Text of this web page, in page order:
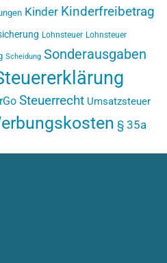
Kinder Kinderfreibetrag
Lohnsteuer Lohnsteuer
Scheidung Sonderausgaben
Steuerrecht Umsatzsteuer
§ 35a